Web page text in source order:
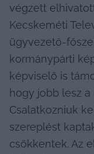
végzett
Kecskeméti
ügyvezető-
kormánypárti
képviselő is
hogy jobb lesz
Csalatkozniuk
szereplést
csökkentek. Az